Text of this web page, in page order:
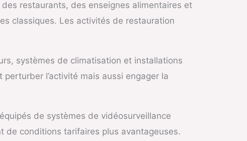
restaurants, des enseignes alimentaires et
classiques. Les activités de restauration
systèmes de climatisation et installations
l’activité mais aussi engager la
de systèmes de vidéosurveillance
de conditions tarifaires plus avantageuses.